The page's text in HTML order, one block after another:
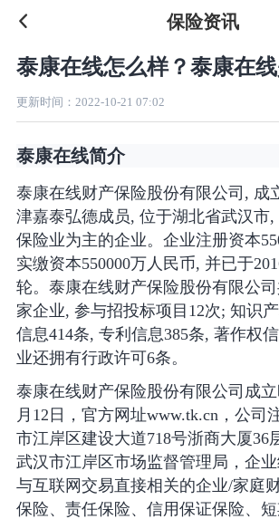
 保险资讯
泰康在线怎么样？泰康在
更新时间： 2022-10-21 07:02
泰康在线简介
泰康在线财产保险股份有限公司, 成
津嘉泰弘德成员, 位于湖北省武汉市
保险业为主的企业。企业注册资本
实缴资本550000万人民币, 并已于
轮。泰康在线财产保险股份有限公
家企业, 参与招投标项目12次; 知识
信息414条, 专利信息385条, 著作权
业还拥有行政许可6条。
泰康在线财产保险股份有限公司成立
月12日，官方网址www.tk.cn，公司
市江岸区建设大道718号浙商大厦36
武汉市江岸区市场监督管理局，企
与互联网交易直接相关的企业/家庭
保险、责任保险、信用保证保险、